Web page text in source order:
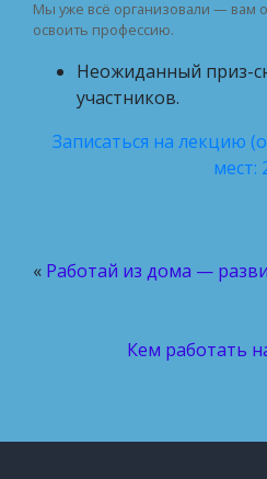
Мы уже всё организовали — вам
освоить профессию.
Неожиданный приз-
участников.
Записаться на лекцию
мест:
« Работай из дома —
Кем работать